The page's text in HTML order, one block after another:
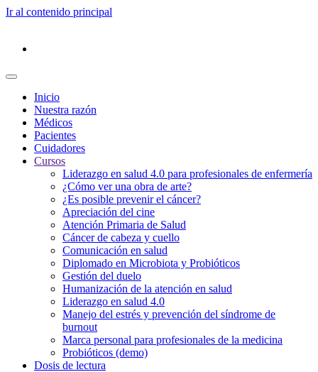
Ir al contenido principal
Inicio
Nuestra razón
Médicos
Pacientes
Cuidadores
Cursos
Liderazgo en salud 4.0 para profesionales de enfermería
¿Cómo ver una obra de arte?
¿Es posible prevenir el cáncer?
Apreciación del cine
Atención Primaria de Salud
Cáncer de cabeza y cuello
Comunicación en salud
Diplomado en Microbiota y Probióticos
Gestión del duelo
Humanización de la atención en salud
Liderazgo en salud 4.0
Manejo del estrés y prevención del síndrome de
burnout
Marca personal para profesionales de la medicina
Probióticos (demo)
Dosis de lectura